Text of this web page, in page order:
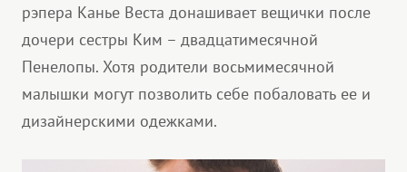
рэпера Канье Веста донашивает вещички после
дочери сестры Ким – двадцатимесячной
Пенелопы. Хотя родители восьмимесячной
малышки могут позволить себе побаловать ее и
дизайнерскими одежками.